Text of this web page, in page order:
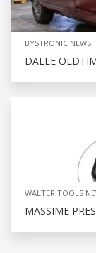
BYSTRONIC NEWS
DALLE
WALTER TOOLS
MASSIME